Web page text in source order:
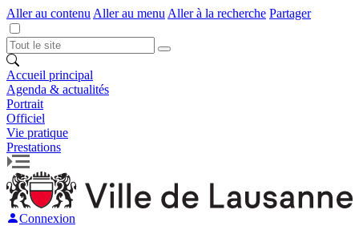
Aller au contenu Aller au menu Aller à la recherche Partager
Accueil principal
Agenda & actualités
Portrait
Officiel
Vie pratique
Prestations
Connexion